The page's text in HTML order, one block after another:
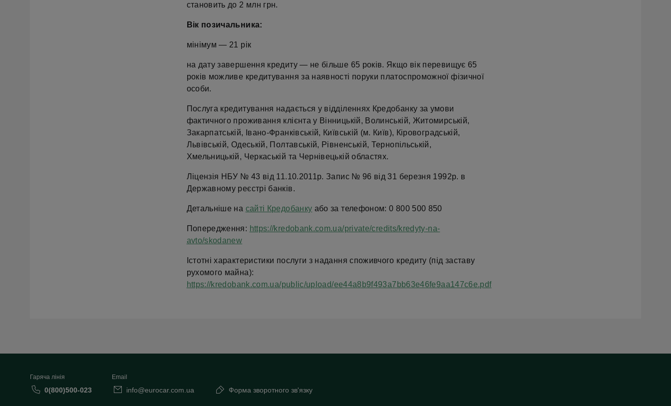
становить до 2 млн грн.
Вік позичальника:
мінімум — 21 рік
на дату завершення кредиту — не більше 65 років. Якщо вік перевищує 65
років можливе кредитування за наявності поруки платоспроможної фізичної
особи.
Послуга кредитування надається у відділеннях Кредобанку за умови
фактичного проживання клієнта у Вінницькій, Волинській, Житомирській,
Закарпатській, Івано-Франківській, Київській (м. Київ), Кіровоградській,
Львівській, Одеській, Полтавській, Рівненській, Тернопільській,
Хмельницькій, Черкаській та Чернівецькій областях.
Ліцензія НБУ № 43 від 11.10.2011р. Запис № 96 від 31 березня 1992р. в
Державному реєстрі банків.
Детальніше на сайті Кредобанку або за телефоном: 0 800 500 850
Попередження: https://kredobank.com.ua/private/credits/kredyty-na-
avto/skodanew
Істотні характеристики послуги з надання споживчого кредиту (під заставу
рухомого майна):
https://kredobank.com.ua/public/upload/ee44a8b9f493a7bb63e46fe9aa147c6e.pdf
Гаряча лінія
0(800)500-023
Email
info@eurocar.com.ua Форма зворотного зв'язку